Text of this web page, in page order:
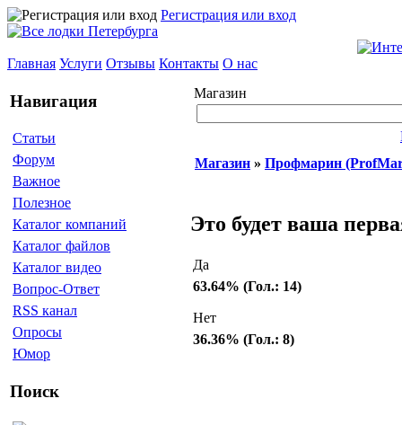
Регистрация или вход
Главная Услуги Отзывы Контакты О нас
Навигация
Статьи
Форум
Важное
Полезное
Каталог компаний
Каталог файлов
Каталог видео
Вопрос-Ответ
RSS канал
Опросы
Юмор
Поиск
Магазин
Магазин » Профмарин
Это будет ваша
Да
63.64% (Гол.: 14)
Нет
36.36% (Гол.: 8)